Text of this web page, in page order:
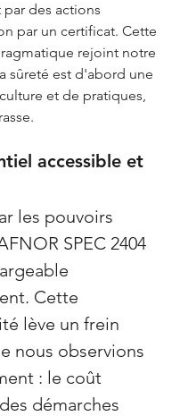
des actions
par un certificat. Cette
rejoint notre
sûreté est d'abord une
et de pratiques,
accessible et
les pouvoirs
SPEC 2404
Cette
lève un frein
nous observions
: le coût
démarches